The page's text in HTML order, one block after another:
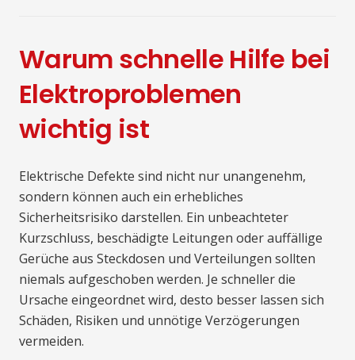
Warum schnelle Hilfe bei
Elektroproblemen
wichtig ist
Elektrische Defekte sind nicht nur unangenehm,
sondern können auch ein erhebliches
Sicherheitsrisiko darstellen. Ein unbeachteter
Kurzschluss, beschädigte Leitungen oder auffällige
Gerüche aus Steckdosen und Verteilungen sollten
niemals aufgeschoben werden. Je schneller die
Ursache eingeordnet wird, desto besser lassen sich
Schäden, Risiken und unnötige Verzögerungen
vermeiden.